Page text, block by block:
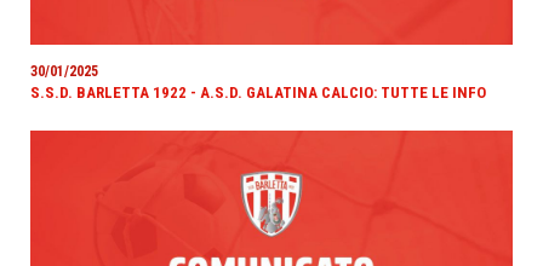
30/01/2025
S.S.D. BARLETTA 1922 - A.S.D. GALATINA CALCIO: TUTTE LE INFO